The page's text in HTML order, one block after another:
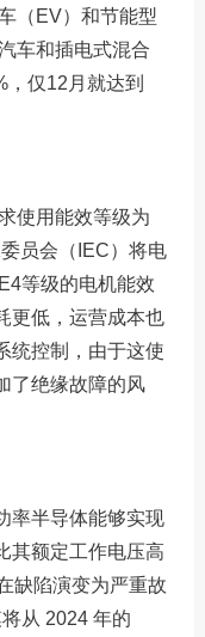
（EV）和节能型
车和插电式混合
仅12月就达到
使用能效等级为
员会（IEC）将电
等级的电机能效
更低，运营成本也
统控制，由于这使
了绝缘故障的风
率半导体能够实现
其额定工作电压高
缺陷演变为严重故
从 2024 年的